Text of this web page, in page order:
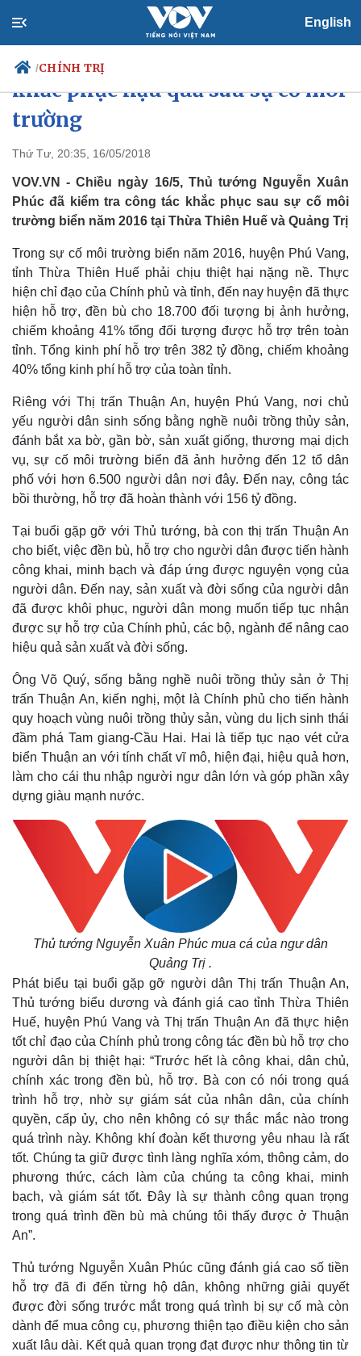
English
/CHÍNH TRỊ
Chính trị
Tổ chức nhân sự
Quốc hội
Nhận diện sự thật
Tin 24h
Dự báo thời tiết
Giáo dục
Dấu ấn VOV
Biển đảo
Thế giới
Quan sát
Cuộc sống đó đây
Hồ sơ
Multimedia
Video
Ảnh
E-Magazine
Infographic
Thủ tướng kiểm tra công tác
khắc phục hậu quả sau sự cố môi
trường
Thứ Tư, 20:35, 16/05/2018
VOV.VN - Chiều ngày 16/5, Thủ tướng Nguyễn Xuân
Phúc đã kiểm tra công tác khắc phục sau sự cố môi
trường biển năm 2016 tại Thừa Thiên Huế và Quảng Trị
Trong sự cố môi trường biển năm 2016, huyện Phú Vang,
tỉnh Thừa Thiên Huế phải chịu thiệt hại nặng nề. Thực
hiện chỉ đạo của Chính phủ và tỉnh, đến nay huyện đã thực
hiện hỗ trợ, đền bù cho 18.700 đối tượng bị ảnh hưởng,
chiếm khoảng 41% tổng đối tượng được hỗ trợ trên toàn
tỉnh. Tổng kinh phí hỗ trợ trên 382 tỷ đồng, chiếm khoảng
40% tổng kinh phí hỗ trợ của toàn tỉnh.
Riêng với Thị trấn Thuận An, huyện Phú Vang, nơi chủ
yếu người dân sinh sống bằng nghề nuôi trồng thủy sản,
đánh bắt xa bờ, gần bờ, sản xuất giống, thương mại dịch
vụ, sự cố môi trường biển đã ảnh hưởng đến 12 tổ dân
phố với hơn 6.500 người dân nơi đây. Đến nay, công tác
bồi thường, hỗ trợ đã hoàn thành với 156 tỷ đồng.
Tại buổi gặp gỡ với Thủ tướng, bà con thị trấn Thuận An
cho biết, việc đền bù, hỗ trợ cho người dân được tiến hành
công khai, minh bạch và đáp ứng được nguyện vọng của
người dân. Đến nay, sản xuất và đời sống của người dân
đã được khôi phục, người dân mong muốn tiếp tục nhận
được sự hỗ trợ của Chính phủ, các bộ, ngành để nâng cao
hiệu quả sản xuất và đời sống.
Ông Võ Quý, sống bằng nghề nuôi trồng thủy sản ở Thị
trấn Thuận An, kiến nghị, một là Chính phủ cho tiến hành
quy hoạch vùng nuôi trồng thủy sản, vùng du lịch sinh thái
đầm phá Tam giang-Cầu Hai. Hai là tiếp tục nạo vét cửa
biển Thuận an với tính chất vĩ mô, hiện đại, hiệu quả hơn,
làm cho cái thu nhập người ngư dân lớn và góp phần xây
dựng giàu mạnh nước.
Thủ tướng Nguyễn Xuân Phúc mua cá của ngư dân
Quảng Trị .
Phát biểu tại buổi gặp gỡ người dân Thị trấn Thuận An,
Thủ tướng biểu dương và đánh giá cao tỉnh Thừa Thiên
Huế, huyện Phú Vang và Thị trấn Thuận An đã thực hiện
tốt chỉ đạo của Chính phủ trong công tác đền bù hỗ trợ cho
người dân bị thiệt hại: “Trước hết là công khai, dân chủ,
chính xác trong đền bù, hỗ trợ. Bà con có nói trong quá
trình hỗ trợ, nhờ sự giám sát của nhân dân, của chính
quyền, cấp ủy, cho nên không có sự thắc mắc nào trong
quá trình này. Không khí đoàn kết thương yêu nhau là rất
tốt. Chúng ta giữ được tình làng nghĩa xóm, thông cảm, do
phương thức, cách làm của chúng ta công khai, minh
bạch, và giám sát tốt. Đây là sự thành công quan trọng
trong quá trình đền bù mà chúng tôi thấy được ở Thuận
An”.
Thủ tướng Nguyễn Xuân Phúc cũng đánh giá cao số tiền
hỗ trợ đã đi đến từng hộ dân, không những giải quyết
được đời sống trước mắt trong quá trình bị sự cố mà còn
dành để mua công cụ, phương thiện tạo điều kiện cho sản
xuất lâu dài. Kết quả quan trọng đạt được như thông tin từ